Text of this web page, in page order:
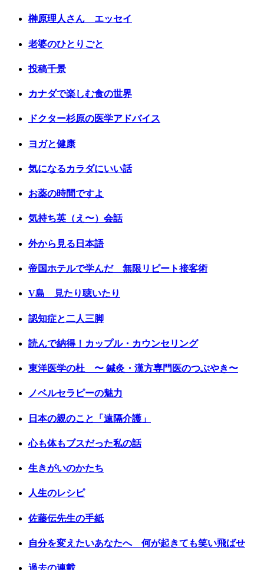
榊原理人さん エッセイ
老婆のひとりごと
投稿千景
カナダで楽しむ食の世界
ドクター杉原の医学アドバイス
ヨガと健康
気になるカラダにいい話
お薬の時間ですよ
気持ち英（え〜）会話
外から見る日本語
帝国ホテルで学んだ 無限リピート接客術
V島 見たり聴いたり
認知症と二人三脚
読んで納得！カップル・カウンセリング
東洋医学の杜 〜 鍼灸・漢方専門医のつぶやき〜
ノベルセラピーの魅力
日本の親のこと「遠隔介護」
心も体もブスだった私の話
生きがいのかたち
人生のレシピ
佐藤伝先生の手紙
自分を変えたいあなたへ 何が起きても笑い飛ばせ